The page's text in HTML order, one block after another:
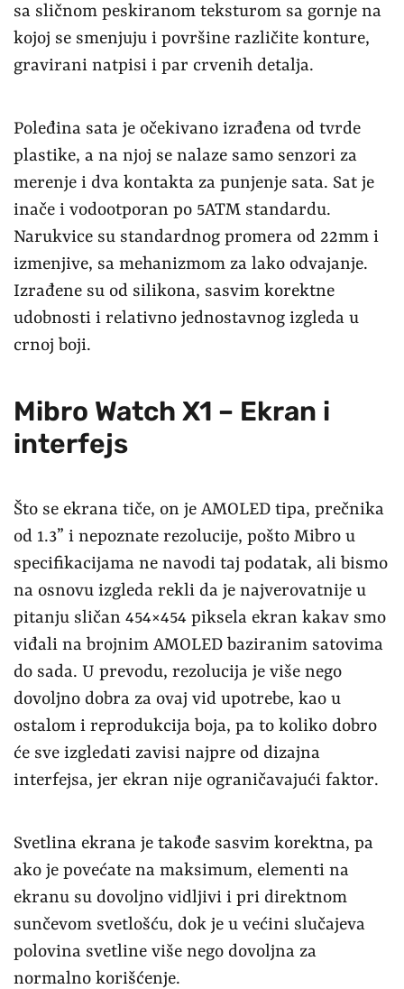
sa sličnom peskiranom teksturom sa gornje na
kojoj se smenjuju i površine različite konture,
gravirani natpisi i par crvenih detalja.
Poleđina sata je očekivano izrađena od tvrde
plastike, a na njoj se nalaze samo senzori za
merenje i dva kontakta za punjenje sata. Sat je
inače i vodootporan po 5ATM standardu.
Narukvice su standardnog promera od 22mm i
izmenjive, sa mehanizmom za lako odvajanje.
Izrađene su od silikona, sasvim korektne
udobnosti i relativno jednostavnog izgleda u
crnoj boji.
Mibro Watch X1 – Ekran i
interfejs
Što se ekrana tiče, on je AMOLED tipa, prečnika
od 1.3” i nepoznate rezolucije, pošto Mibro u
specifikacijama ne navodi taj podatak, ali bismo
na osnovu izgleda rekli da je najverovatnije u
pitanju sličan 454×454 piksela ekran kakav smo
viđali na brojnim AMOLED baziranim satovima
do sada. U prevodu, rezolucija je više nego
dovoljno dobra za ovaj vid upotrebe, kao u
ostalom i reprodukcija boja, pa to koliko dobro
će sve izgledati zavisi najpre od dizajna
interfejsa, jer ekran nije ograničavajući faktor.
Svetlina ekrana je takođe sasvim korektna, pa
ako je povećate na maksimum, elementi na
ekranu su dovoljno vidljivi i pri direktnom
sunčevom svetlošću, dok je u većini slučajeva
polovina svetline više nego dovoljna za
normalno korišćenje.